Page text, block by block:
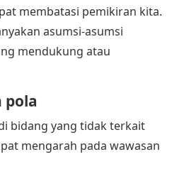
membatasi pemikiran kita.
asumsi-asumsi
mendukung atau
pola
bidang yang tidak terkait
mengarah pada wawasan